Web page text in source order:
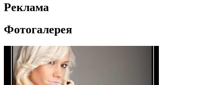
Реклама
Фотогалерея